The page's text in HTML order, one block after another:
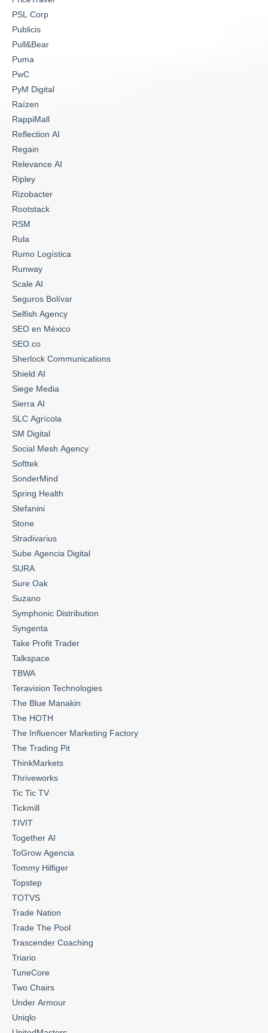
PSL Corp
Publicis
Pull&Bear
Puma
PwC
PyM Digital
Raízen
RappiMall
Reflection AI
Regain
Relevance AI
Ripley
Rizobacter
Rootstack
RSM
Rula
Rumo Logística
Runway
Scale AI
Seguros Bolívar
Selfish Agency
SEO en México
SEO.co
Sherlock Communications
Shield AI
Siege Media
Sierra AI
SLC Agrícola
SM Digital
Social Mesh Agency
Softtek
SonderMind
Spring Health
Stefanini
Stone
Stradivarius
Sube Agencia Digital
SURA
Sure Oak
Suzano
Symphonic Distribution
Syngenta
Take Profit Trader
Talkspace
TBWA
Teravision Technologies
The Blue Manakin
The HOTH
The Influencer Marketing Factory
The Trading Pit
ThinkMarkets
Thriveworks
Tic Tic TV
Tickmill
TIVIT
Together AI
ToGrow Agencia
Tommy Hilfiger
Topstep
TOTVS
Trade Nation
Trade The Pool
Trascender Coaching
Triario
TuneCore
Two Chairs
Under Armour
Uniqlo